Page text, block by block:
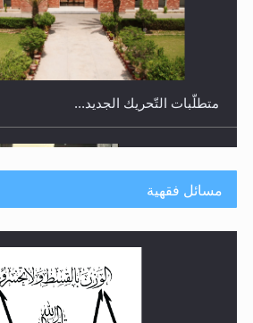
متطلَّبات التّحريك الجديد...
مسائل فقهية